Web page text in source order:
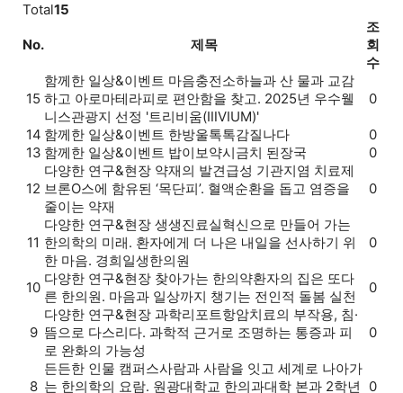
Total15
No. 제목
조
회
수
15
함께한 일상&이벤트 마음충전소하늘과 산 물과 교감
하고 아로마테라피로 편안함을 찾고. 2025년 우수웰
니스관광지 선정 '트리비움(ⅢVIUM)'
0
14 함께한 일상&이벤트 한방울톡톡감질나다
0
13 함께한 일상&이벤트 밥이보약시금치 된장국 0
12
다양한 연구&현장 약재의 발견급성 기관지염 치료제
브론O스에 함유된 ‘목단피’. 혈액순환을 돕고 염증을
줄이는 약재
0
11
다양한 연구&현장 생생진료실혁신으로 만들어 가는
한의학의 미래. 환자에게 더 나은 내일을 선사하기 위
한 마음. 경희일생한의원
0
10
다양한 연구&현장 찾아가는 한의약환자의 집은 또다
른 한의원. 마음과 일상까지 챙기는 전인적 돌봄 실천
0
9
다양한 연구&현장 과학리포트항암치료의 부작용, 침·
뜸으로 다스리다. 과학적 근거로 조명하는 통증과 피
로 완화의 가능성
0
8
든든한 인물 캠퍼스사람과 사람을 잇고 세계로 나아가
는 한의학의 요람. 원광대학교 한의과대학 본과 2학년
0